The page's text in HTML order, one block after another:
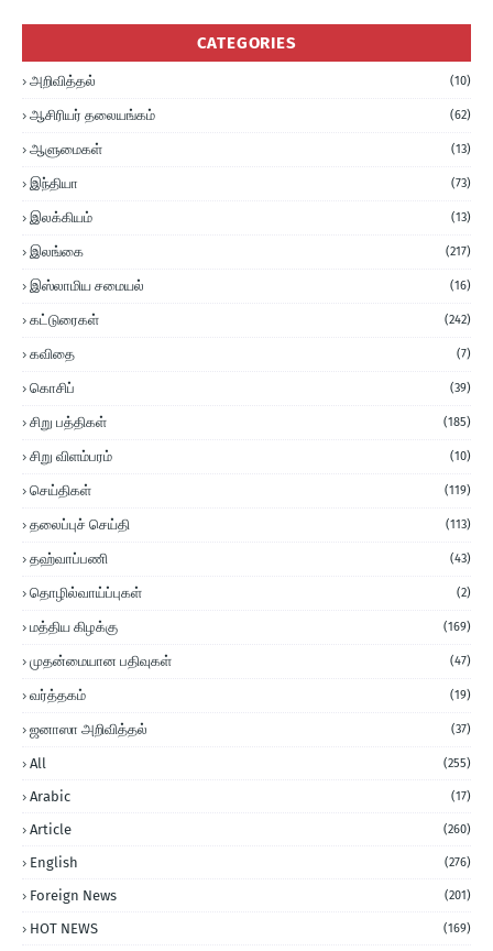
CATEGORIES
அறிவித்தல் (10)
ஆசிரியர் தலையங்கம் (62)
ஆளுமைகள் (13)
இந்தியா (73)
இலக்கியம் (13)
இலங்கை (217)
இஸ்லாமிய சமையல் (16)
கட்டுரைகள் (242)
கவிதை (7)
கொசிப் (39)
சிறு பத்திகள் (185)
சிறு விளம்பரம் (10)
செய்திகள் (119)
தலைப்புச் செய்தி (113)
தஹ்வாப்பணி (43)
தொழில்வாய்ப்புகள் (2)
மத்திய கிழக்கு (169)
முதன்மையான பதிவுகள் (47)
வர்த்தகம் (19)
ஜனாஸா அறிவித்தல் (37)
All (255)
Arabic (17)
Article (260)
English (276)
Foreign News (201)
HOT NEWS (169)